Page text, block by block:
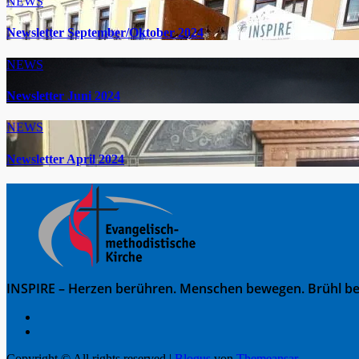
Newsletter September/Oktober 2024
NEWS
Newsletter Juni 2024
NEWS
Newsletter April 2024
INSPIRE – Herzen berühren. Menschen bewegen. Brühl